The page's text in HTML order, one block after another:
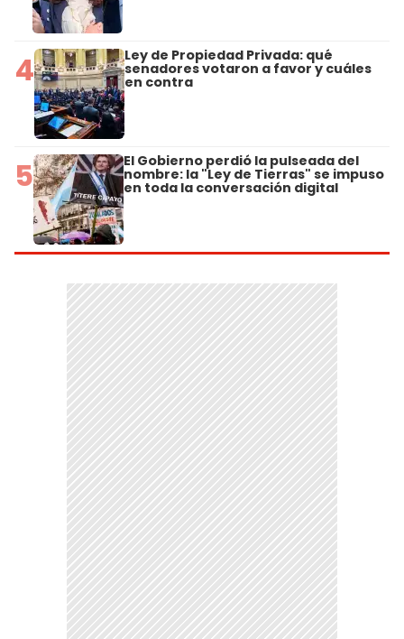
4 Ley de Propiedad Privada: qué
senadores votaron a favor y cuáles
en contra
5 El Gobierno perdió la pulseada del
nombre: la "Ley de Tierras" se impuso
en toda la conversación digital